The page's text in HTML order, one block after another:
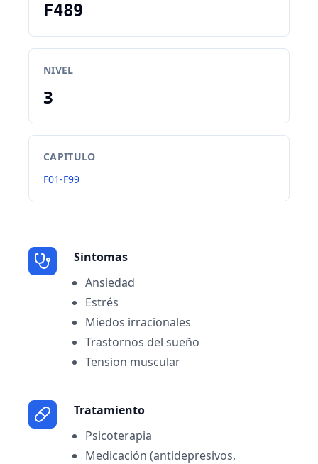
F489
NIVEL
3
CAPITULO
F01-F99
Sintomas
Ansiedad
Estrés
Miedos irracionales
Trastornos del sueño
Tension muscular
Tratamiento
Psicoterapia
Medicación (antidepresivos,